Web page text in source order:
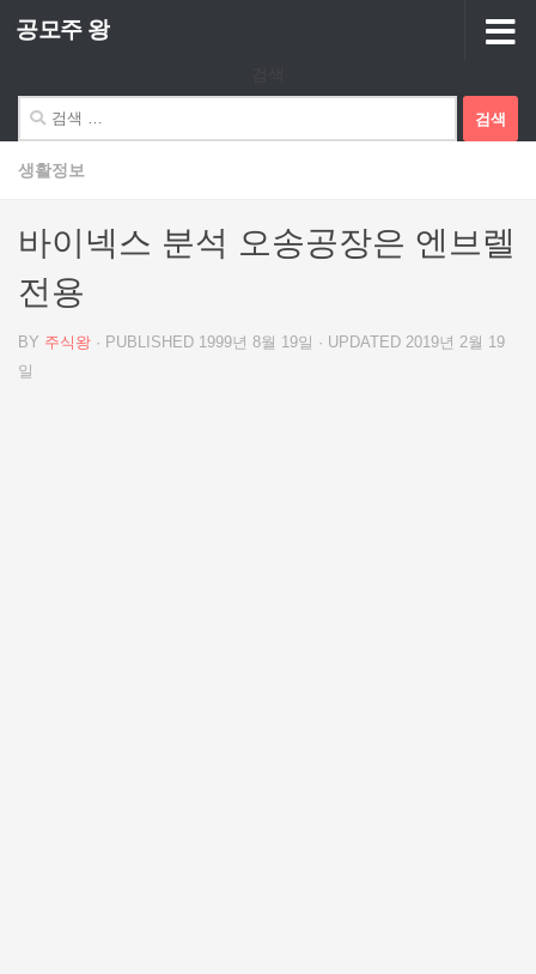
Skip to content
공모주 왕
색:
생활정보
바이넥스 분석 오송공장은 엔브렐
전용
BY 주식왕 · PUBLISHED 1999년 8월 19일 · UPDATED 2019년 2월 19
일